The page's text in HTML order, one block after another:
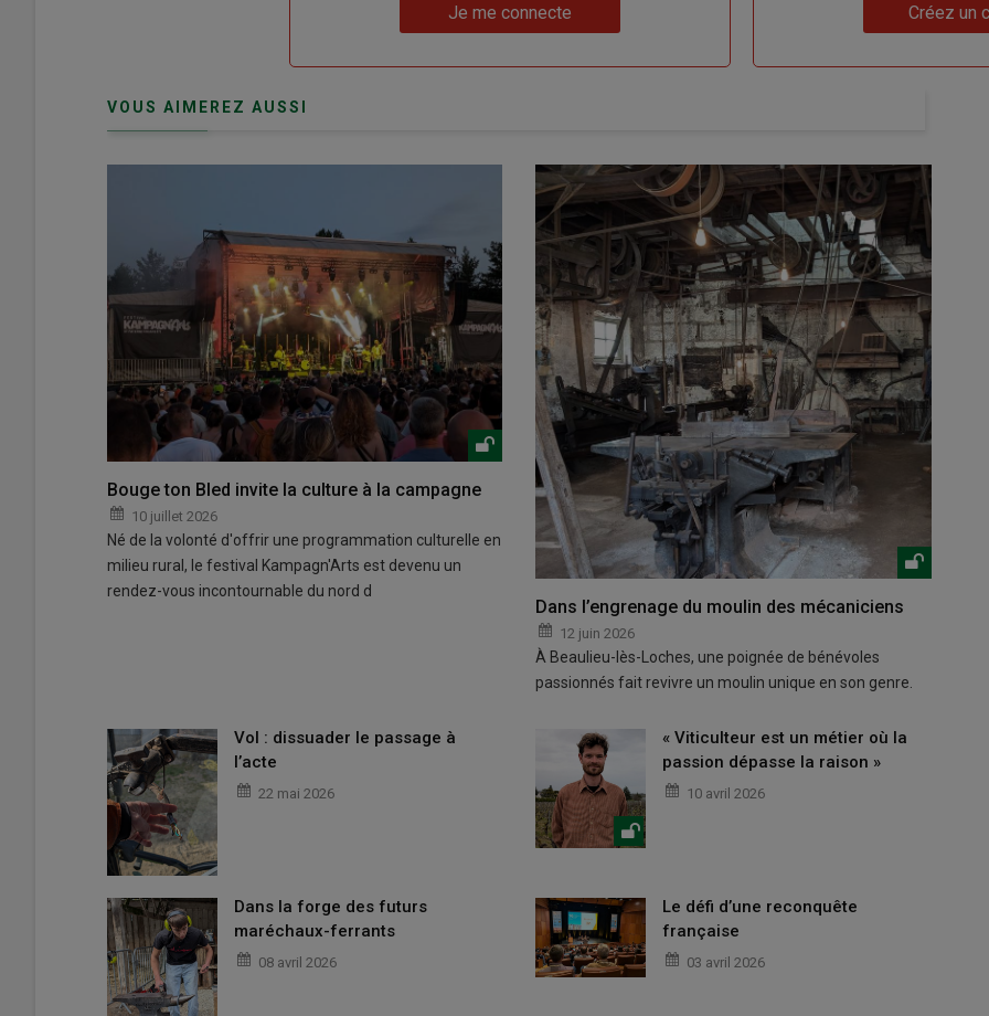
compte"
Je me connecte Créez un
VOUS AIMEREZ AUSSI
Bouge ton Bled invite la culture à la campagne
10 juillet 2026
Né de la volonté d'offrir une programmation culturelle en
milieu rural, le festival Kampagn'Arts est devenu un
rendez-vous incontournable du nord d
Dans l’engrenage du moulin des mécaniciens
12 juin 2026
À Beaulieu-lès-Loches, une poignée de bénévoles
passionnés fait revivre un moulin unique en son genre.
Vol : dissuader le passage à
l’acte
22 mai 2026
« Viticulteur est un métier où la
passion dépasse la raison »
10 avril 2026
Dans la forge des futurs
maréchaux-ferrants
08 avril 2026
Le défi d’une reconquête
française
03 avril 2026